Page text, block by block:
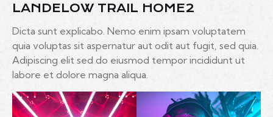
LANDELOW TRAIL HOME2
Dicta sunt explicabo. Nemo enim ipsam voluptatem
quia voluptas sit aspernatur aut odit aut fugit, sed quia.
Adipiscing elit sed do eiusmod tempor incididunt ut
labore et dolore magna aliqua.